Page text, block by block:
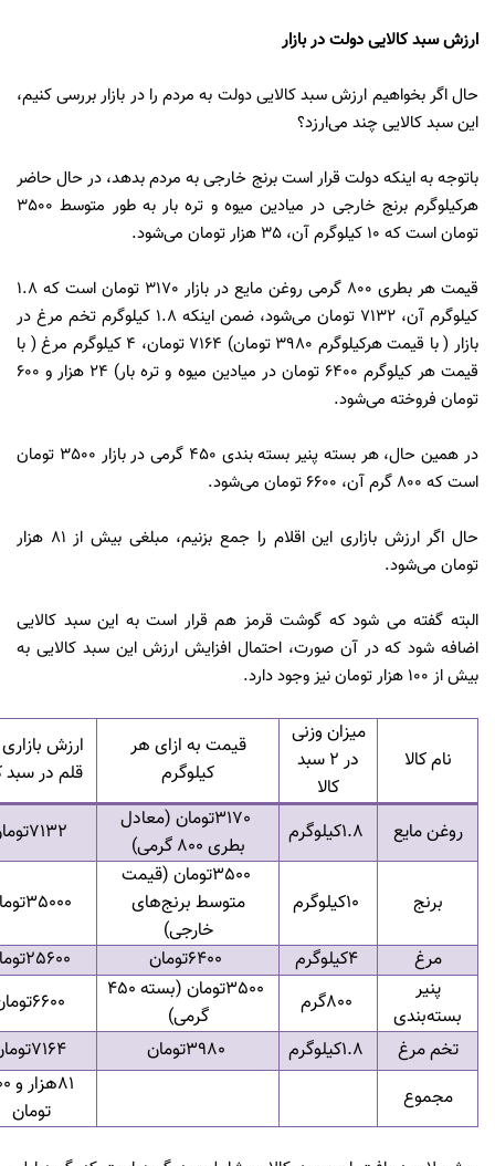
ارزش سبد کالایی دولت در بازار
حال اگر بخواهیم ارزش سبد کالایی دولت به مردم را در بازار بررسی کنیم،
این سبد کالایی چند می‌ارزد؟
باتوجه به اینکه دولت قرار است برنج خارجی به مردم بدهد، در حال حاضر
هرکیلوگرم برنج خارجی در میادین میوه و تره بار به طور متوسط 3500
تومان است که 10 کیلوگرم آن، 35 هزار تومان می‌شود.
قیمت هر بطری 800 گرمی روغن مایع در بازار 3170 تومان است که 1.8
کیلوگرم آن، 7132 تومان می‌شود، ضمن اینکه 1.8 کیلوگرم تخم مرغ در
بازار ( با قیمت هرکیلوگرم 3980 تومان) 7164 تومان، 4 کیلوگرم مرغ ( با
قیمت هر کیلوگرم 6400 تومان در میادین میوه و تره بار) 24 هزار و 600
تومان فروخته می‌شود.
در همین حال، هر بسته پنیر بسته بندی 450 گرمی در بازار 3500 تومان
است که 800 گرم آن، 6600 تومان می‌شود.
حال اگر ارزش بازاری این اقلام را جمع بزنیم، مبلغی بیش از 81 هزار
تومان می‌شود.
البته گفته می شود که گوشت قرمز هم قرار است به این سبد کالایی
اضافه شود که در آن صورت، احتمال افزایش ارزش این سبد کالایی به
بیش از 100 هزار تومان نیز وجود دارد.
نام کالا
میزان وزنی
در 2 سبد
کالا
قیمت به ازای هر
کیلوگرم
ارزش
قلم در سبد
روغن مایع 1.8کیلوگرم 3170تومان (معادل
بطری 800 گرمی)
7132
برنج 10کیلوگرم
3500تومان (قیمت
متوسط برنج‌های
خارجی)
35000
مرغ 4کیلوگرم 6400تومان 25600
پنیر
بسته‌بندی
800گرم 3500
تومان (بسته 450
گرمی)
6600
تخم مرغ
1.8کیلوگرم 3980تومان 7164
مجموع
81
تومان